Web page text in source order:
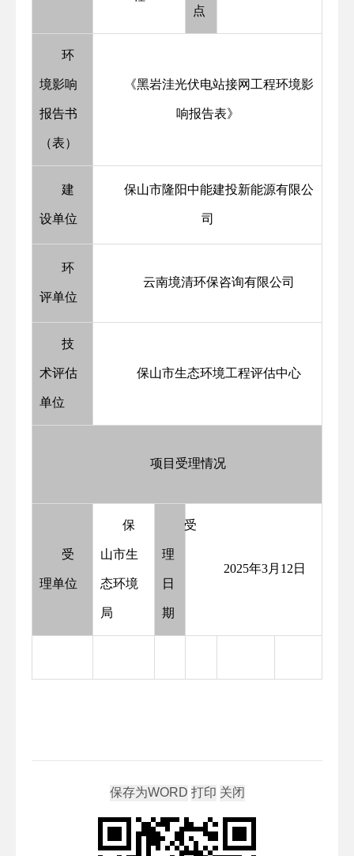
点
环
境影响
报告书
（表）
《黑岩洼光伏电站接网工程环境影
响报告表》
建
设单位
保山市隆阳中能建投新能源有限公
司
环
评单位
云南境清环保咨询有限公司
技
术评估
单位
保山市生态环境工程评估中心
项目受理情况
受
理单位
保
山市生
态环境
局
受
理
日
期
2025年3月12日